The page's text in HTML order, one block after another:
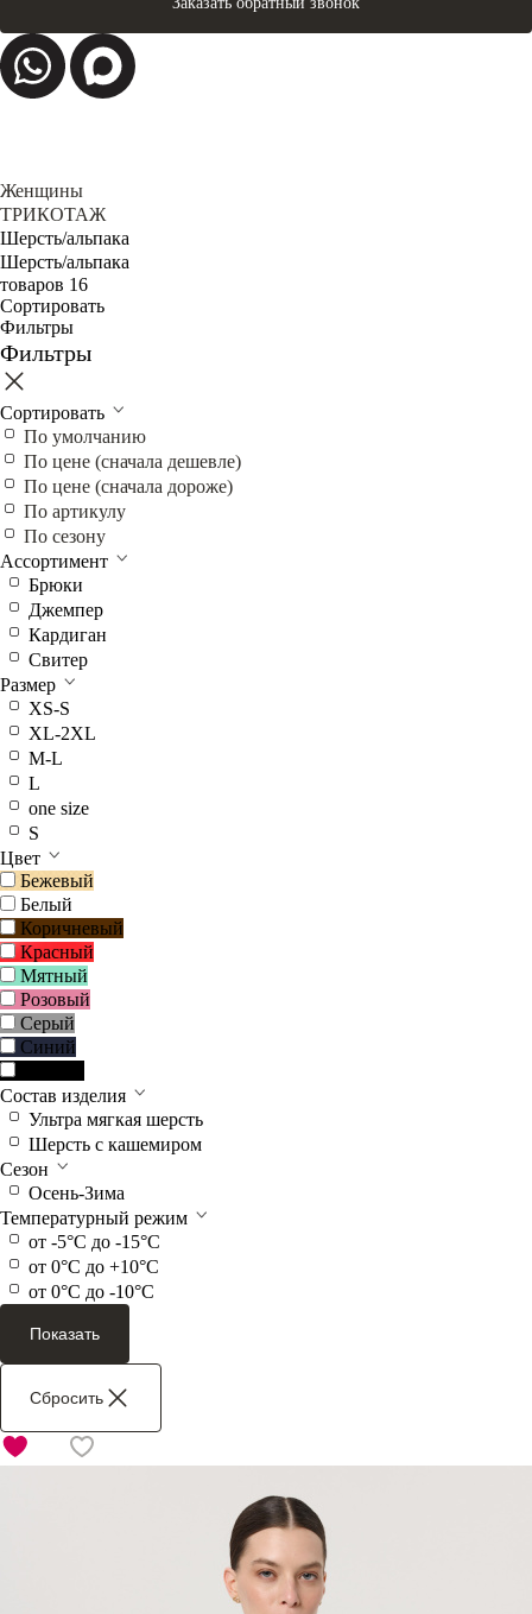
Женщины
ТРИКОТАЖ
Шерсть/альпака
Шерсть/альпака
товаров 16
Сортировать
Фильтры
Фильтры
Сортировать
По умолчанию
По цене (сначала дешевле)
По цене (сначала дороже)
По артикулу
По сезону
Ассортимент
Брюки
Джемпер
Кардиган
Свитер
Размер
XS-S
XL-2XL
M-L
L
one size
S
Цвет
Бежевый
Белый
Коричневый
Красный
Мятный
Розовый
Серый
Синий
Состав изделия
Ультра мягкая шерсть
Шерсть с кашемиром
Сезон
Осень-Зима
Температурный режим
от -5°C до -15°C
от 0°C до +10°C
от 0°C до -10°C
Показать
Сбросить